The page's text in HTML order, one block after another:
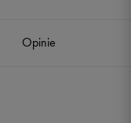
Opinie